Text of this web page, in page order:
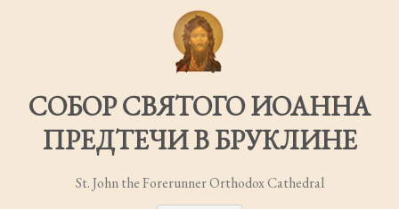
СОБОР СВЯТОГО ИОАННА
ПРЕДТЕЧИ В БРУКЛИНЕ
St. John the Forerunner Orthodox Cathedral